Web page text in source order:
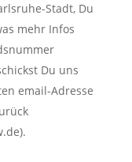
Stadt, Du
mehr Infos
Du uns
email-Adresse